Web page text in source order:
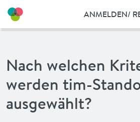
DOKUMENTE
VORTEILE
ANMELDEN/
Nach welchen
werden tim-
ausgewählt?